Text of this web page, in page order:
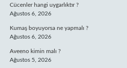
Cücenler hangi uygarlıktır ?
Ağustos 6, 2026
Kumaş boyuyorsa ne yapmalı ?
Ağustos 6, 2026
Aveeno kimin malı ?
Ağustos 5, 2026